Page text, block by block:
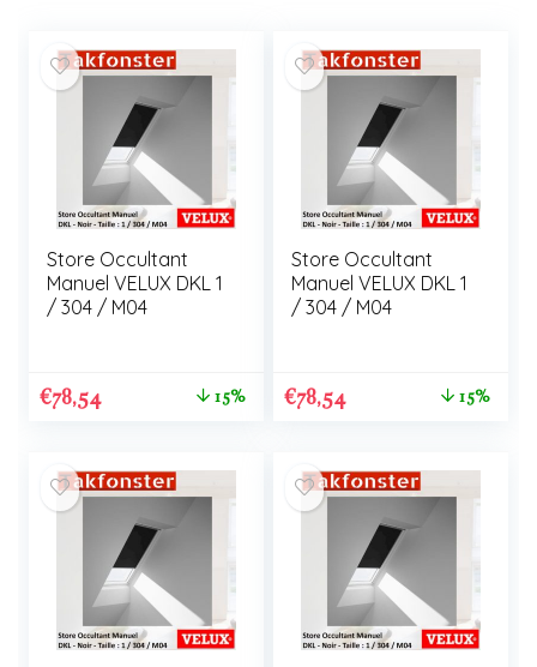
Store Occultant
Manuel VELUX DKL 1
/ 304 / M04
€78,54 15%
Store Occultant
Manuel VELUX DKL 1
/ 304 / M04
€78,54 15%